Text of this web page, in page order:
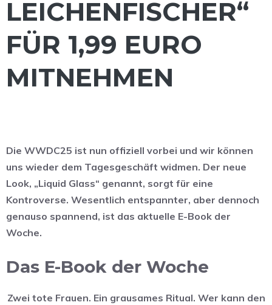
LEICHENFISCHER“
FÜR 1,99 EURO
MITNEHMEN
Die WWDC25 ist nun offiziell vorbei und wir können
uns wieder dem Tagesgeschäft widmen. Der neue
Look, „Liquid Glass“ genannt, sorgt für eine
Kontroverse. Wesentlich entspannter, aber dennoch
genauso spannend, ist das aktuelle E-Book der
Woche.
Das E-Book der Woche
Zwei tote Frauen. Ein grausames Ritual. Wer kann den